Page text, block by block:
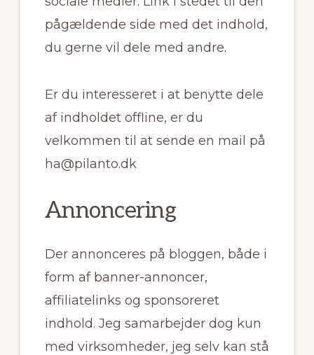
pågældende side med det indhold,
du gerne vil dele med andre.
Er du interesseret i at benytte dele
af indholdet offline, er du
velkommen til at sende en mail på
ha@pilanto.dk
Annoncering
Der annonceres på bloggen, både i
form af banner-annoncer,
affiliatelinks og sponsoreret
indhold. Jeg samarbejder dog kun
med virksomheder, jeg selv kan stå